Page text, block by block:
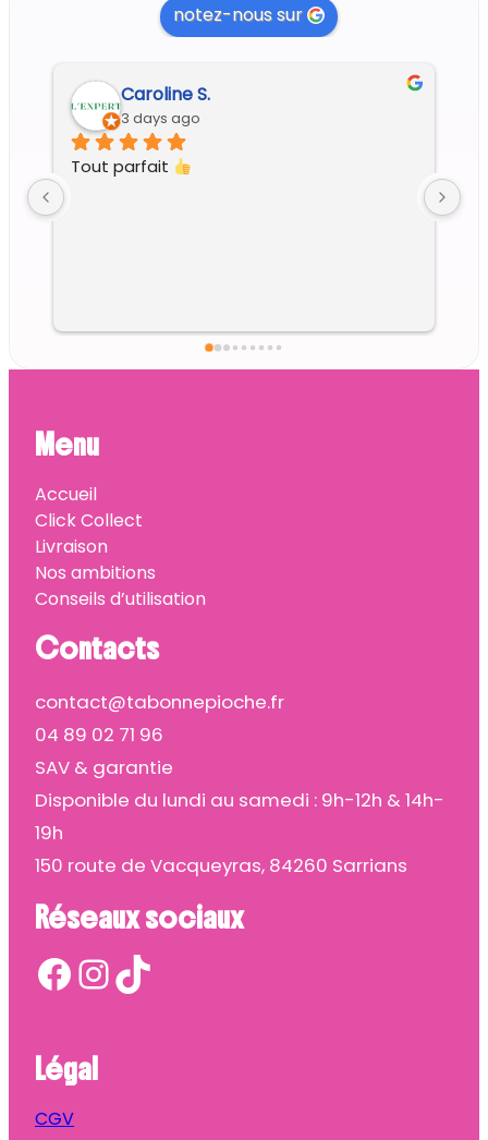
notez-nous sur
Caroline S.
3 days ago
Tout parfait
Menu
Accueil
Click Collect
Livraison
Nos ambitions
Conseils d’utilisation
Contacts
contact@tabonnepioche.fr
04 89 02 71 96
SAV & garantie
Disponible du lundi au samedi : 9h-12h & 14h-
19h
150 route de Vacqueyras, 84260 Sarrians
Réseaux sociaux
Facebook InstagramTikTok
Légal
CGV